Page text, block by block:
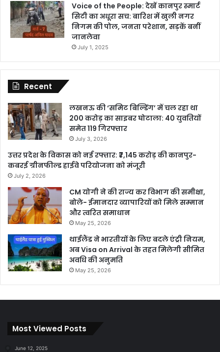
Voice of the People: देखें कानपुर स्मार्ट
सिटी का अधूरा सच: बारिश में खुली नगर
निगम की पोल, जनता परेशान, सड़कें बनीं
जानलेवा
July 1, 2025
Recent
लखनऊ की ‘समिट बिल्डिंग’ में चल रहा था
200 करोड़ का साइबर घोटाला: 40 युवतियों
समेत 119 गिरफ्तार
July 3, 2026
उत्तर प्रदेश के विकास को नई रफ्तार: ₹7,145 करोड़ की कानपुर-
कबरई ग्रीनफील्ड हाईवे परियोजना को मंजूरी
July 2, 2026
CM योगी ने की राज्य कर विभाग की समीक्षा,
बोले- ईमानदार व्यापारियों को मिले सम्मान
और त्वरित समाधान
May 25, 2026
थाईलैंड ने भारतीयों के लिए बदले एंट्री नियम,
अब Visa on Arrival के तहत मिलेगी सीमित
अवधि की अनुमति
May 25, 2026
Most Viewed Posts
June 12, 2025